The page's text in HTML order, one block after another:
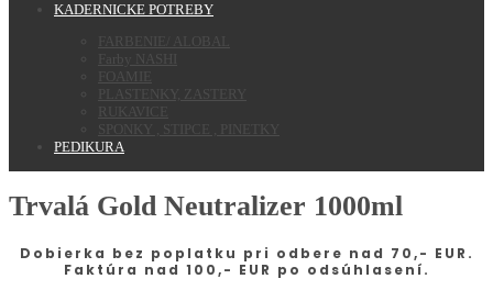
KADERNICKE POTREBY
FARBENIE/ ALOBAL
Farby NASHI
FOAMIE
PLASTENKY, ZASTERY
RUKAVICE
SPONKY , STIPCE , PINETKY
PEDIKURA
Trvalá Gold Neutralizer 1000ml
Dobierka bez poplatku pri odbere nad 70,- EUR.
Faktúra nad 100,- EUR po odsúhlasení.